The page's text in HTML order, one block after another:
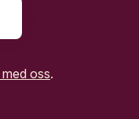
med LinkedIn
oss.